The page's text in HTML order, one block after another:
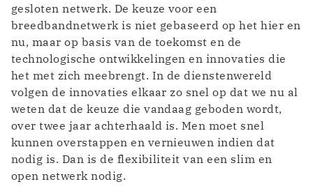
gesloten netwerk. De keuze voor een
breedbandnetwerk is niet gebaseerd op het hier en
nu, maar op basis van de toekomst en de
technologische ontwikkelingen en innovaties die
het met zich meebrengt. In de dienstenwereld
volgen de innovaties elkaar zo snel op dat we nu al
weten dat de keuze die vandaag geboden wordt,
over twee jaar achterhaald is. Men moet snel
kunnen overstappen en vernieuwen indien dat
nodig is. Dan is de flexibiliteit van een slim en
open netwerk nodig.